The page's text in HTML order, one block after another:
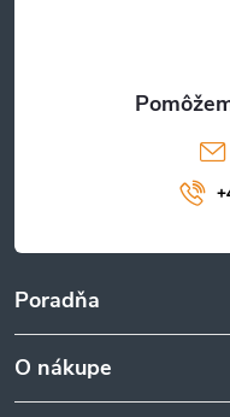
Poradňa
O nákupe